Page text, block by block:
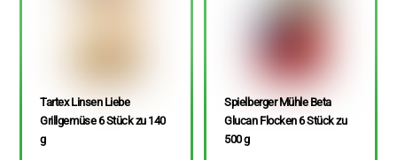
Tartex Linsen Liebe
Grillgemüse 6 Stück zu 140
g
Spielberger Mühle Beta
Glucan Flocken 6 Stück zu
500 g